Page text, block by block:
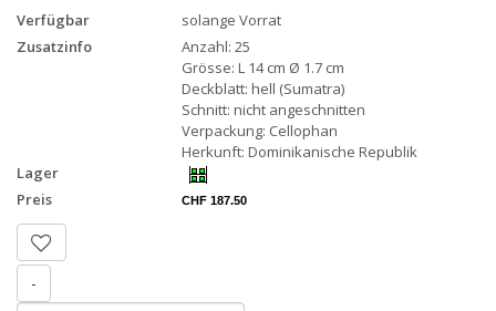
Verfügbar
solange Vorrat
Zusatzinfo
Anzahl: 25
Grösse: L 14 cm Ø 1.7 cm
Deckblatt: hell (Sumatra)
Schnitt: nicht angeschnitten
Verpackung: Cellophan
Herkunft: Dominikanische Republik
Lager
Preis
CHF 187.50
-